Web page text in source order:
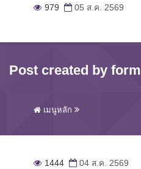
979 05 ส.ค. 2569
Post created by form
เมนูหลัก
1444 04 ส.ค. 2569